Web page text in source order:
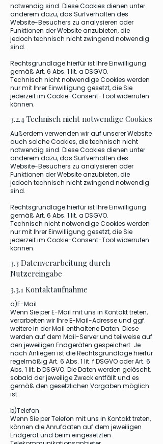
notwendig sind. Diese Cookies dienen unter
anderem dazu, das Surfverhalten des
Website-Besuchers zu analysieren oder
Funktionen der Website anzubieten, die
jedoch technisch nicht zwingend notwendig
sind.
Rechtsgrundlage hierfür ist Ihre Einwilligung
gemäß Art. 6 Abs. 1 lit. a DSGVO.
Technisch nicht notwendige Cookies werden
nur mit Ihrer Einwilligung gesetzt, die Sie
jederzeit im Cookie-Consent-Tool widerrufen
können.
3.2.4 Technisch nicht notwendige Cookies
Außerdem verwenden wir auf unserer Website
auch solche Cookies, die technisch nicht
notwendig sind. Diese Cookies dienen unter
anderem dazu, das Surfverhalten des
Website-Besuchers zu analysieren oder
Funktionen der Website anzubieten, die
jedoch technisch nicht zwingend notwendig
sind.
Rechtsgrundlage hierfür ist Ihre Einwilligung
gemäß Art. 6 Abs. 1 lit. a DSGVO.
Technisch nicht notwendige Cookies werden
nur mit Ihrer Einwilligung gesetzt, die Sie
jederzeit im Cookie-Consent-Tool widerrufen
können.
3.3 Datenverarbeitung durch
Nutzereingabe
3.3.1 Kontaktaufnahme
a)E-Mail
Wenn Sie per E-Mail mit uns in Kontakt treten,
verarbeiten wir Ihre E-Mail-Adresse und ggf.
weitere in der Mail enthaltene Daten. Diese
werden auf dem Mail-Server und teilweise auf
den jeweiligen Endgeräten gespeichert. Je
nach Anliegen ist die Rechtsgrundlage hierfür
regelmäßig Art. 6 Abs. 1 lit. f DSGVO oder Art. 6
Abs. 1 lit. b DSGVO. Die Daten werden gelöscht,
sobald der jeweilige Zweck entfällt und es
gemäß den gesetzlichen Vorgaben möglich
ist.
b)Telefon
Wenn Sie per Telefon mit uns in Kontakt treten,
können die Anrufdaten auf dem jeweiligen
Endgerät und beim eingesetzten